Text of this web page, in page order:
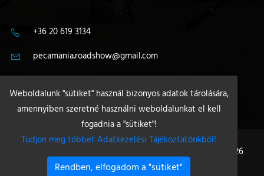
+36 20 619 3134
pecamania.roadshow@gmail.com
4400 Nyíregyháza
Minden jog fenntartva - Pecamania +36 20 619 3134 © 2026
Weboldalunk "sütiket" használ bizonyos adatok tárolására,
amennyiben szeretné használni weboldalunkat el kell
fogadnia a "sütiket"!
Tudjon meg többet Adatkezelési Tájékoztatónkból!
Rendben, elfogadom a "sütiket"